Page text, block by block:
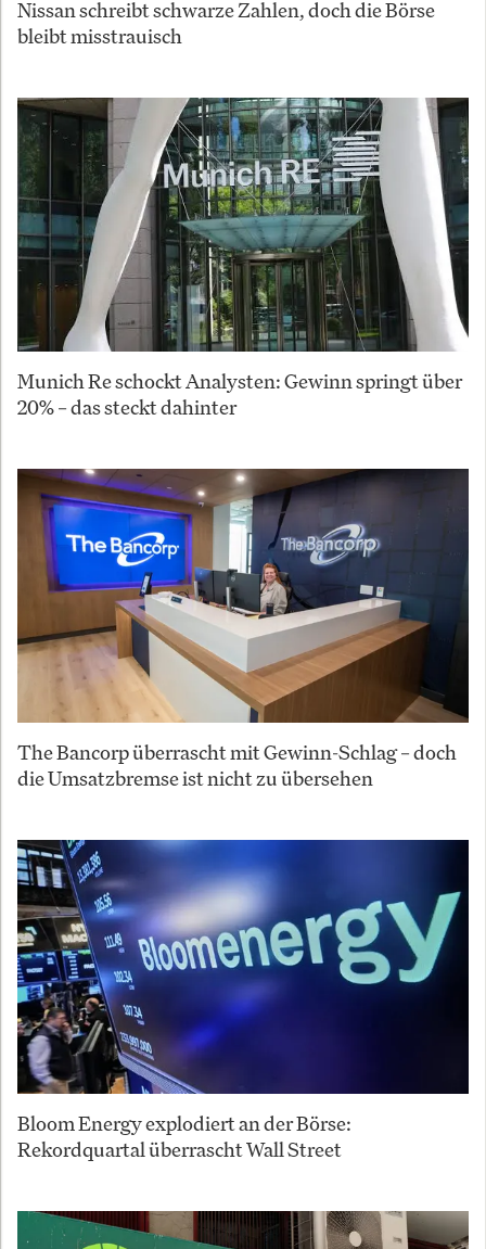
Nissan schreibt schwarze Zahlen, doch die Börse
bleibt misstrauisch
Munich Re schockt Analysten: Gewinn springt über
20% – das steckt dahinter
The Bancorp überrascht mit Gewinn-Schlag – doch
die Umsatzbremse ist nicht zu übersehen
Bloom Energy explodiert an der Börse:
Rekordquartal überrascht Wall Street